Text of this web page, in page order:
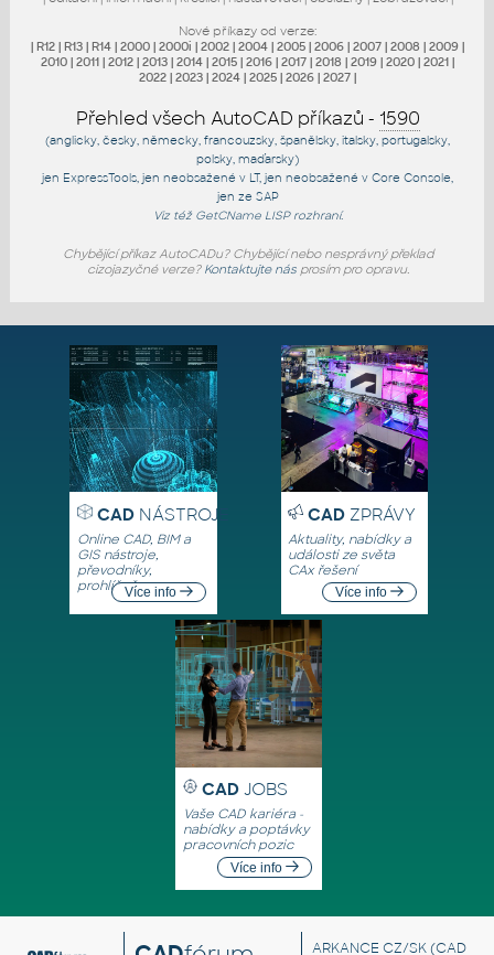
Nové příkazy od verze:
| R12 | R13 | R14 | 2000 | 2000i | 2002 | 2004 | 2005 | 2006 | 2007 | 2008 | 2009 |
2010 | 2011 | 2012 | 2013 | 2014 | 2015 | 2016 | 2017 | 2018 | 2019 | 2020 | 2021 |
2022 | 2023 | 2024 | 2025 | 2026 | 2027 |
Přehled všech AutoCAD příkazů - 1590
(anglicky, česky, německy, francouzsky, španělsky, italsky, portugalsky,
polsky, maďarsky)
jen ExpressTools , jen neobsažené v LT, jen neobsažené v Core Console
jen ze SAP
Viz též GetCNameLISP rozhraní.
Chybějící příkaz AutoCADu? Chybějící nebo nesprávný překlad
cizojazyčné verze? Kontaktujte násprosím pro opravu.
CADNÁSTROJE
Online CAD, BIM a
GIS nástroje,
převodníky,
prohlížečeVíce info
CADZPRÁVY
Aktuality, nabídky a
události ze světa
CAx řešení
Více info
CAD JOBS
Vaše CAD kariéra -
nabídky a poptávky
pracovních pozic
Více info
ARKANCE CZ/SK(CAD